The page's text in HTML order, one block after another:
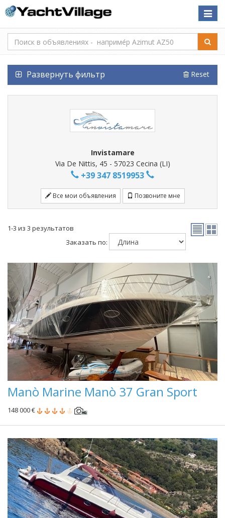
Toggle
Развернуть фильтр Reset
Invistamare
Via De Nittis, 45 - 57023 Cecina (LI)
+39 347 8519953
Все мои объявления Позвоните мне
1-3 из 3 результатов
Заказать по:
Manò Marine Manò 37 Gran Sport
148 000 €